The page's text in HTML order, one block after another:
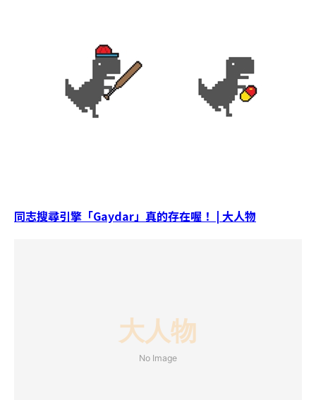
同志搜尋引擎「Gaydar」真的存在喔！ | 大人物